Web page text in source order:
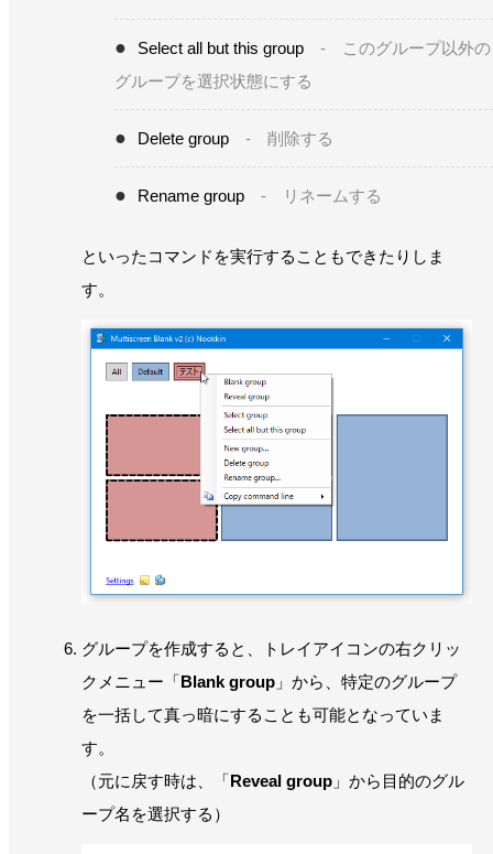
Select all but this group - このグループ以外の
グループを選択状態にする
Delete group - 削除する
Rename group - リネームする
といったコマンドを実行することもできたりしま
す。
グループを作成すると、トレイアイコンの右クリッ
クメニュー「Blank group 」から、特定のグループ
を一括して真っ暗にすることも可能となっていま
す。
（元に戻す時は、「Reveal group 」から目的のグル
ープ名を選択する）